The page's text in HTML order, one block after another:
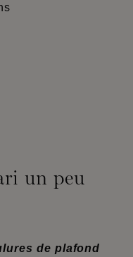
un peu
de plafond